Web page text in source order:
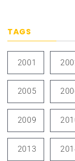
TAGS
2001
2005
2009
2013